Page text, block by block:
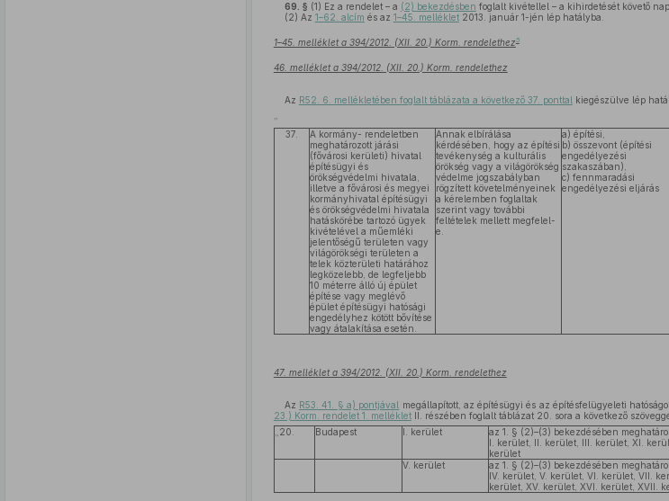
69. § (1) Ez a rendelet – a (2) bekezdésben foglalt kivétellel – a kihirdetését követő
(2) Az 1–62. alcím és az 1–45. melléklet2013. január 1-jén lép hatályba.
1–45. melléklet a 394/2012. (XII. 20.) Korm. rendelethez5
46. melléklet a 394/2012. (XII. 20.) Korm. rendelethez
Az R52. 6. mellékletében foglalt táblázata a következő 37. ponttal kiegészülve lép
37.
A kormány- rendeletben
meghatározott járási
(fővárosi kerületi) hivatal
építésügyi és
örökségvédelmi hivatala,
illetve a fővárosi és megyei
kormányhivatal építésügyi
és örökségvédelmi hivatala
hatáskörébe tartozó ügyek
kivételével a műemléki
jelentőségű területen vagy
világörökségi területen a
telek közterületi határához
legközelebb, de legfeljebb
10 méterre álló új épület
építése vagy meglévő
épület építésügyi hatósági
engedélyhez kötött bővítése
vagy átalakítása esetén.
Annak elbírálása
kérdésében, hogy az építési
tevékenység a kulturális
örökség vagy a világörökség
védelme jogszabályban
rögzített követelményeinek
a kérelemben foglaltak
szerint vagy további
feltételek mellett megfelel-
e.
a) építési,
b) összevont (építési
engedélyezési
szakaszában),
c) fennmaradási
engedélyezési eljárás
47. melléklet a 394/2012. (XII. 20.) Korm. rendelethez
Az R53. 41. § a) pontjával megállapított, az építésügyi és az építésfelügyeleti
23.) Korm. rendelet 1. mellékletII. részében foglalt táblázat 20. sora a következő
„20.
Budapest I. kerület
az 1. § (2)–(3) bekezdésében
I. kerület, II. kerület, III. kerület, XI.
kerület
V. kerület
az 1. § (2)–(3) bekezdésében
IV. kerület, V. kerület, VI. kerület, VII.
kerület, XV. kerület, XVI. kerület, XVII.